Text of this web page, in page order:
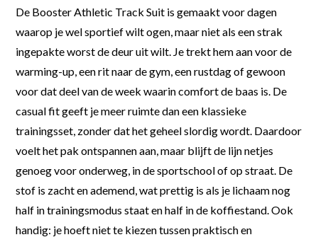
De Booster Athletic Track Suit is gemaakt voor dagen
waarop je wel sportief wilt ogen, maar niet als een strak
ingepakte worst de deur uit wilt. Je trekt hem aan voor de
warming-up, een rit naar de gym, een rustdag of gewoon
voor dat deel van de week waarin comfort de baas is. De
casual fit geeft je meer ruimte dan een klassieke
trainingsset, zonder dat het geheel slordig wordt. Daardoor
voelt het pak ontspannen aan, maar blijft de lijn netjes
genoeg voor onderweg, in de sportschool of op straat. De
stof is zacht en ademend, wat prettig is als je lichaam nog
half in trainingsmodus staat en half in de koffiestand. Ook
handig: je hoeft niet te kiezen tussen praktisch en